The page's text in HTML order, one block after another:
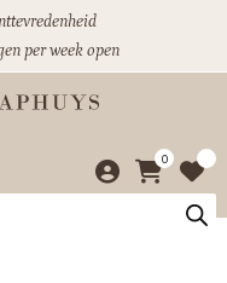
per week open
0